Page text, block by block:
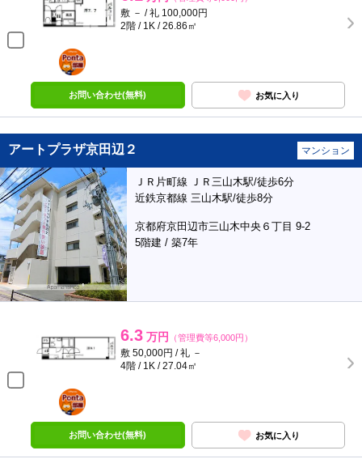
敷 － / 礼 100,000円
2階 / 1K / 26.86㎡
ポンタ
部屋
お問い合わせ(無料) お気に入り
アートプラザ京田辺２ マンション
ＪＲ片町線 ＪＲ三山木駅/徒歩6分
近鉄京都線 三山木駅/徒歩8分
京都府京田辺市三山木中央６丁目 9-2
5階建 / 築7年
6.3 万円 （管理費等6,000円）
敷 50,000円 / 礼 －
4階 / 1K / 27.04㎡
ポンタ
部屋
お問い合わせ(無料) お気に入り